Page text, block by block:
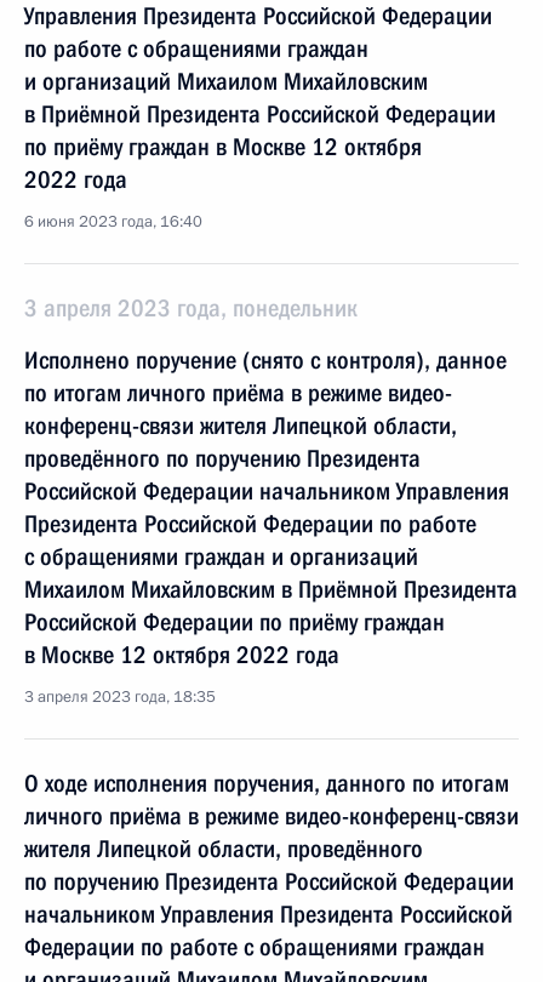
Управления Президента Российской Федерации
по работе с обращениями граждан
и организаций Михаилом Михайловским
в Приёмной Президента Российской Федерации
по приёму граждан в Москве 12 октября
2022 года
6 июня 2023 года, 16:40
3 апреля 2023 года, понедельник
Исполнено поручение (снято с контроля), данное
по итогам личного приёма в режиме видео-
конференц-связи жителя Липецкой области,
проведённого по поручению Президента
Российской Федерации начальником Управления
Президента Российской Федерации по работе
с обращениями граждан и организаций
Михаилом Михайловским в Приёмной Президента
Российской Федерации по приёму граждан
в Москве 12 октября 2022 года
3 апреля 2023 года, 18:35
О ходе исполнения поручения, данного по итогам
личного приёма в режиме видео-конференц-связи
жителя Липецкой области, проведённого
по поручению Президента Российской Федерации
начальником Управления Президента Российской
Федерации по работе с обращениями граждан